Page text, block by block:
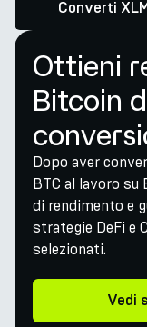
Converti
Ottieni
Bitcoin
Dopo aver
BTC al lavoro su
di rendimento e
strategie DeFi e
selezionati.
Vedi